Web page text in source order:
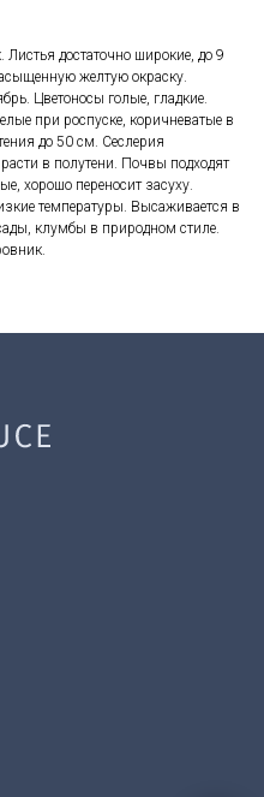
достаточно широкие, до 9
желтую окраску.
Цветоносы голые, гладкие.
при роспуске, коричневатые в
до 50 см. Сеслерия
в полутени. Почвы подходят
хорошо переносит засуху.
температуры. Высаживается в
клумбы в природном стиле.